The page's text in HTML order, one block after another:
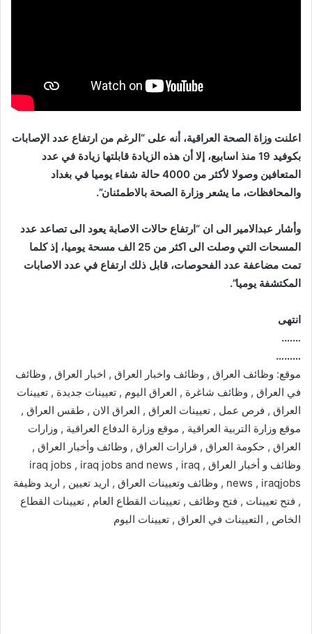
اعلنت وزاة الصحة العراقية، أنه على “الرغم من ارتفاع عدد الإصابات
بكوفيد 19 منذ اسابيع، إلا أن هذه الزيادة قابلتها زيادة في عدد
المتعافين وصولا لأكثر من 4000 حالة شفاء يوميا في بغداد
والمحافظات، ما يشعر وزارة الصحة بالاطمئنان”.
وأشار عبدالامير الى ان “ارتفاع حالات الاصابة يعود الى تصاعد عدد
المسحات التي وصلت الى اكثر من 25 الف مسحة يوميا، إذ كلما
تمت مضاعفة عدد الفحوصات، قابل ذلك ارتفاع في عدد الاصابات
المكتشفة يوميا”.
انتهى
…….
………
موقع: وظائف العراق , وظائف واخبار العراق , اخبار العراق , وظائف
في العراق , وظائف شاغرة , العراق اليوم , تعيينات جديدة , تعيينات
العراق , فرص عمل , تعيينات العراق , العراق الان , طقس العراق ,
موقع وزارة التربية العراقية , موقع وزارة الدفاع العراقية , وزارات
العراق , حكومة العراق , قرارات العراق , وظائف وأخبار العراق ,
وظائف و أخبار العراق , iraq jobs , iraq jobs and news , iraq
news , iraqjobs , وظائف وتعيينات العراق , اريد تعيين , اريد وظيفة
, فتح تعيينات , فتح وظائف , تعيينات القطاع العام , تعيينات القطاع
الخاص , التعيينات في العراق , تعيينات اليوم